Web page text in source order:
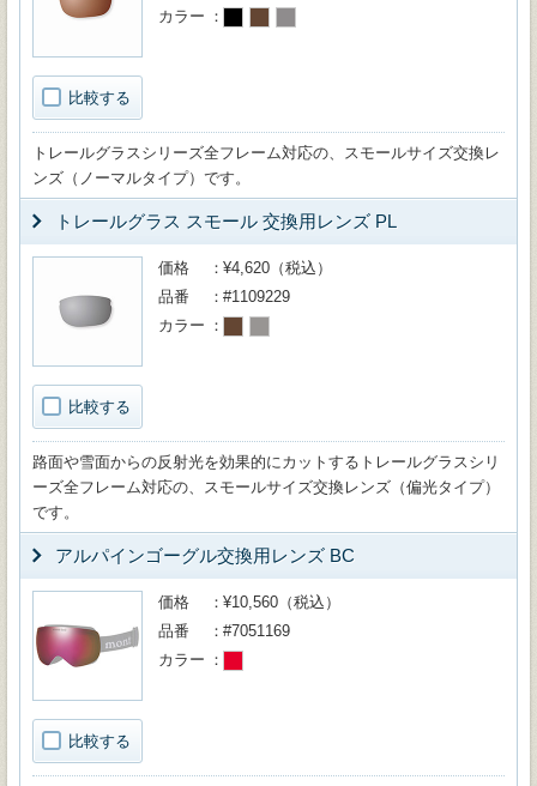
比較する
カラー
トレールグラスシリーズ全フレーム対応の、スモールサイズ交換レ
ンズ（ノーマルタイプ）です。
トレールグラス スモール 交換用レンズ PL
比較する
価格
¥4,620（税込）
品番
#1109229
カラー
路面や雪面からの反射光を効果的にカットするトレールグラスシリ
ーズ全フレーム対応の、スモールサイズ交換レンズ（偏光タイプ）
です。
アルパインゴーグル交換用レンズ BC
比較する
価格
¥10,560（税込）
品番
#7051169
カラー